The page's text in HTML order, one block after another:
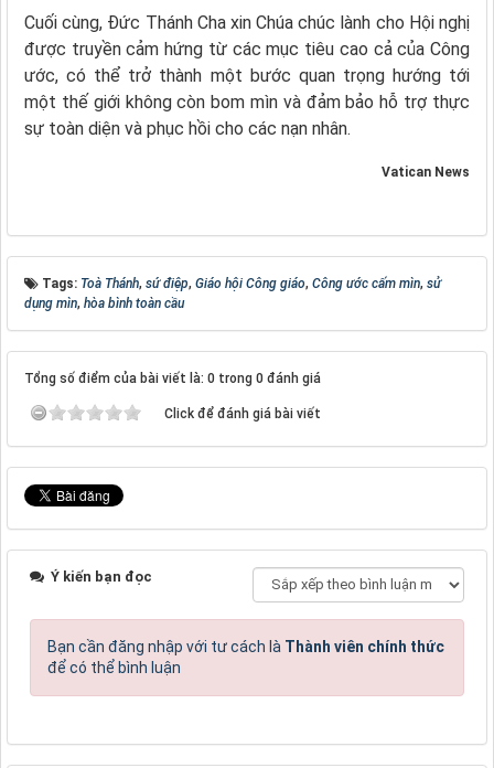
Cuối cùng, Đức Thánh Cha xin Chúa chúc lành cho Hội nghị
được truyền cảm hứng từ các mục tiêu cao cả của Công
ước, có thể trở thành một bước quan trọng hướng tới
một thế giới không còn bom mìn và đảm bảo hỗ trợ thực
sự toàn diện và phục hồi cho các nạn nhân.
Vatican News
Tags: Toà Thánh, sứ điệp, Giáo hội Công giáo, Công ước cấm mìn, sử
dụng mìn, hòa bình toàn cầu
Tổng số điểm của bài viết là: 0 trong 0 đánh giá
Click để đánh giá bài viết
Ý kiến bạn đọc
Bạn cần đăng nhập với tư cách là Thành viên chính thức
để có thể bình luận